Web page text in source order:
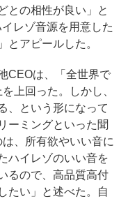
との相性が良い」と
レゾ音源を用意した
とアピールした。
CEOは、「全世界で
上回った。しかし、
、という形になって
ーミングといった聞
、所有欲やいい音に
ハイレゾのいい音を
るので、高品質高付
たい」と述べた。自